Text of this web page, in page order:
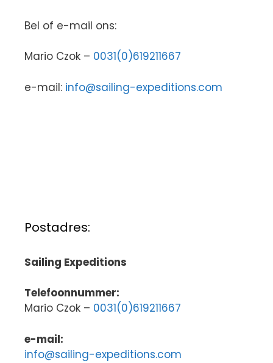
Bel of e-mail ons:
Mario Czok – 0031(0)619211667
e-mail: info@sailing-expeditions.com
Postadres:
Sailing Expeditions
Telefoonnummer:
Mario Czok – 0031(0)619211667
e-mail:
info@sailing-expeditions.com